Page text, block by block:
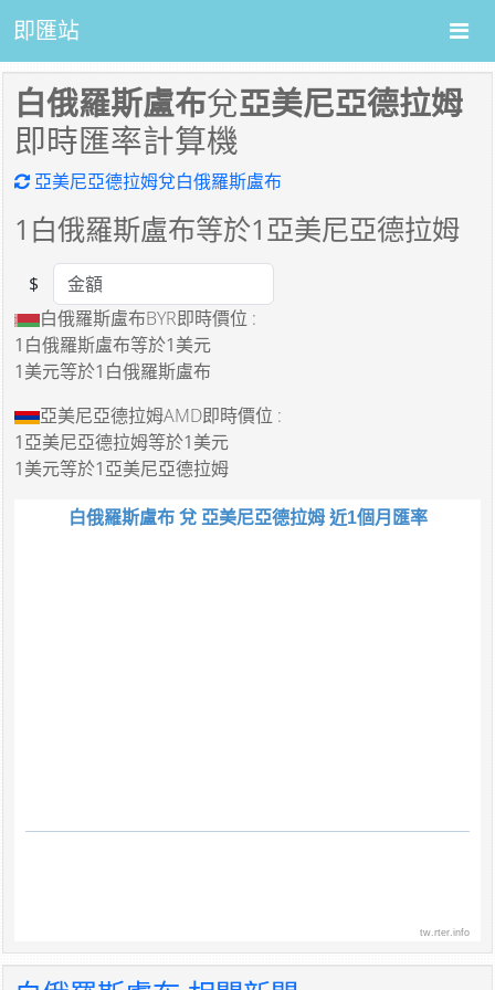
即匯站
白俄羅斯盧布兌亞美尼亞德拉姆
即時匯率計算機
亞美尼亞德拉姆兌白俄羅斯盧布
1 白俄羅斯盧布等於1亞美尼亞德拉姆
Amount
$
白俄羅斯盧布BYR即時價位 :
1白俄羅斯盧布等於1美元
1美元等於1白俄羅斯盧布
亞美尼亞德拉姆AMD即時價位 :
1亞美尼亞德拉姆等於1美元
1美元等於1亞美尼亞德拉姆
白俄羅斯盧布 兌 亞美尼亞德拉姆 近1個月匯率
tw.rter.info